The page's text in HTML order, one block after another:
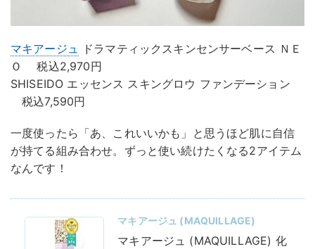
マキアージュ ドラマティックスキンセンサーベース ＮＥ
Ｏ 税込2,970円
SHISEIDO エッセンス スキングロウ ファンデーション
税込7,590円
一度使ったら「あ、これいいかも」と思うほど肌に自信
が持てる組み合わせ。ずっと使い続けたくなる2アイテム
なんです！
マキアージュ (MAQUILLAGE)
マキアージュ (MAQUILLAGE) 化